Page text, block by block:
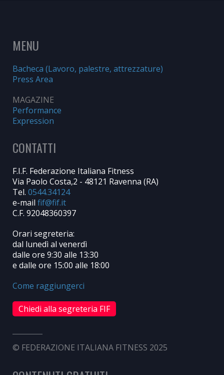
MENU
Bacheca (Lavoro, palestre, attrezzature)
Press Area
MAGAZINE
Performance
Expression
CONTATTI
F.I.F. Federazione Italiana Fitness
Via Paolo Costa,2 - 48121 Ravenna (RA)
Tel. 0544.34124
e-mail
C.F. 92048360397
Orari segreteria:
dal lunedì al venerdì
dalle ore 9:30 alle 13:30
e dalle ore 15:00 alle 18:00
Come raggiungerci
Chiedi alla segreteria FIF
© FEDERAZIONE ITALIANA FITNESS 2025